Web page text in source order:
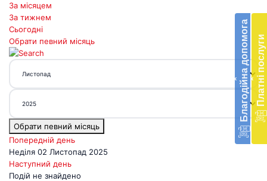
‹ Благодійна допомогав
‹ Платні послуги
За місяцем
За тижнем
Сьогодні
Обрати певний місяць
Обрати певний місяць
Попередній день
Неділя 02 Листопад 2025
Наступний день
Подій не знайдено